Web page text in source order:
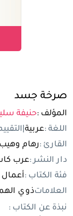
صرخة جسد
المؤلف :حنيفة
اللغة :عربية
القارئ :رهام وهيب
دار النشر :عرب
فئة الكتاب :
العلاماتذوي
نبذة عن الكتاب :